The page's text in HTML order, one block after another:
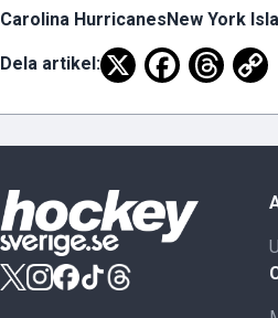
Carolina Hurricanes New York
Dela artikel: